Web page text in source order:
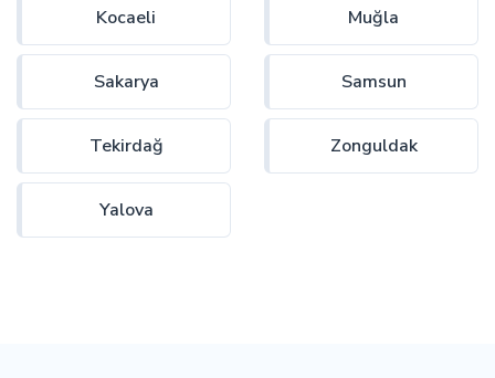
Kocaeli Muğla
Sakarya Samsun
Tekirdağ Zonguldak
Yalova